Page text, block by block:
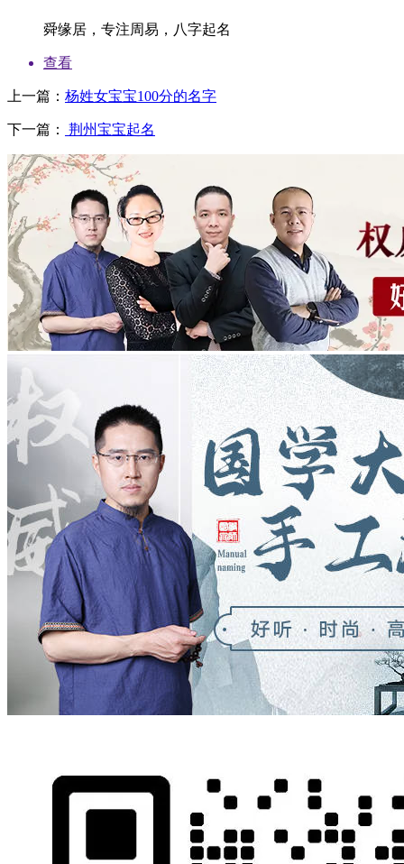
舜缘居，专注周易，八字起名
查看
上一篇： 杨姓女宝宝100分的名字
下一篇： 荆州宝宝起名